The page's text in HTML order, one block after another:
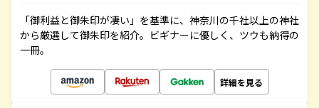
「御利益と御朱印が凄い」を基準に、神奈川の千社以上の神社
から厳選して御朱印を紹介。ビギナーに優しく、ツウも納得の
一冊。
詳細を見る